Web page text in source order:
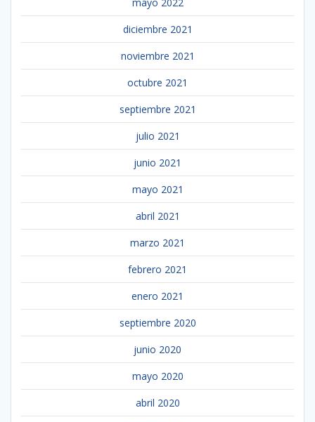
diciembre 2021
noviembre 2021
octubre 2021
septiembre 2021
julio 2021
junio 2021
mayo 2021
abril 2021
marzo 2021
febrero 2021
enero 2021
septiembre 2020
junio 2020
mayo 2020
abril 2020